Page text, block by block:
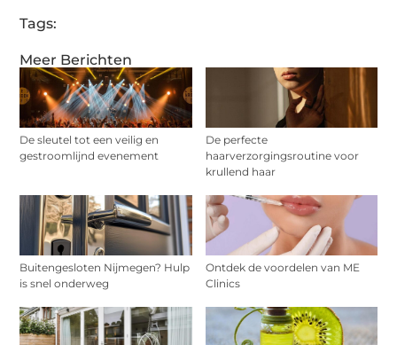
Meer Berichten
De sleutel tot een veilig en
gestroomlijnd evenement
De perfecte
haarverzorgingsroutine voor
krullend haar
Buitengesloten Nijmegen? Hulp
is snel onderweg
Ontdek de voordelen van ME
Clinics
Tags: